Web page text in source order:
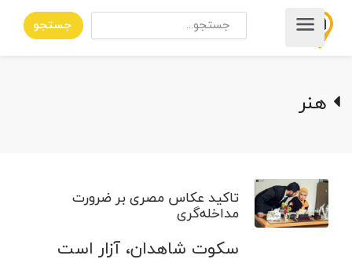
جستجو
هنر
تاکید عکاس مصری بر ضرورت
مداخله‌‌گری
سکوت شاهدان، آزار است